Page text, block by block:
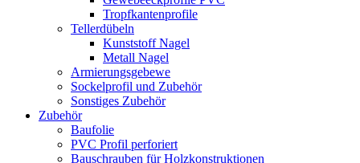
Tropfkantenprofile
Tellerdübeln
Kunststoff Nagel
Metall Nagel
Armierungsgebewe
Sockelprofil und Zubehör
Sonstiges Zubehör
Zubehör
Baufolie
PVC Profil perforiert
Bauschrauben für Holzkonstruktionen